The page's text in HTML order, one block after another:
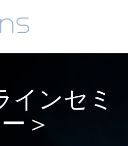
インセミ
＞